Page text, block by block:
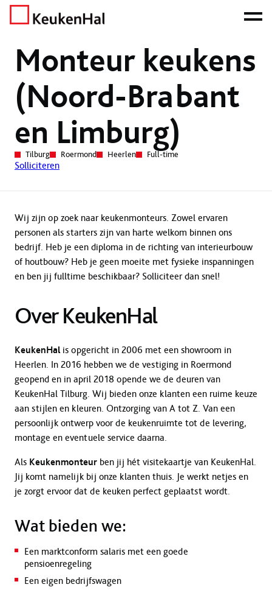
Home Vacatures Monteur keukens (Noord-Brabant en Limburg)
Monteur keukens
(Noord-Brabant
en Limburg)
Tilburg Roermond Heerlen Full-time
Solliciteren
Wij zijn op zoek naar keukenmonteurs. Zowel ervaren
personen als starters zijn van harte welkom binnen ons
bedrijf. Heb je een diploma in de richting van interieurbouw
of houtbouw? Heb je geen moeite met fysieke inspanningen
en ben jij fulltime beschikbaar? Solliciteer dan snel!
Over KeukenHal
KeukenHal is opgericht in 2006 met een showroom in
Heerlen. In 2016 hebben we de vestiging in Roermond
geopend en in april 2018 opende we de deuren van
KeukenHal Tilburg. Wij bieden onze klanten een ruime keuze
aan stijlen en kleuren. Ontzorging van A tot Z. Van een
persoonlijk ontwerp voor de keukenruimte tot de levering,
montage en eventuele service daarna.
Als Keukenmonteur ben jij hét visitekaartje van KeukenHal.
Jij komt namelijk bij onze klanten thuis. Je werkt netjes en
je zorgt ervoor dat de keuken perfect geplaatst wordt.
Wat bieden we:
Een marktconform salaris met een goede
pensioenregeling
Een eigen bedrijfswagen